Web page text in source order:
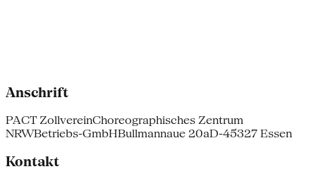
Anschrift
PACT ZollvereinChoreographisches Zentrum
NRWBetriebs-GmbHBullmannaue 20aD-45327 Essen
Kontakt